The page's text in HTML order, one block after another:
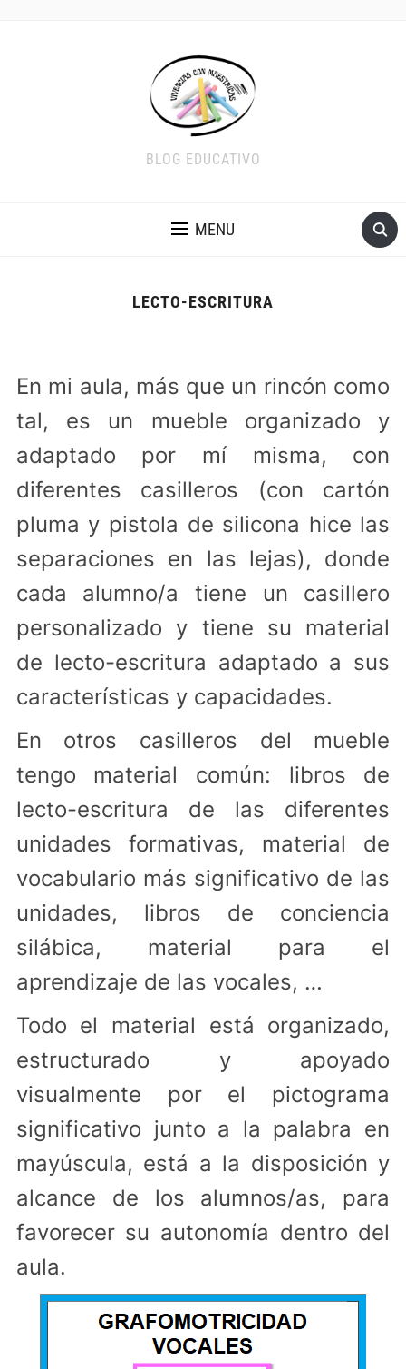
BLOG EDUCATIVO
MENU
LECTO-ESCRITURA
En mi aula, más que un rincón como
tal, es un mueble organizado y
adaptado por mí misma, con
diferentes casilleros (con cartón
pluma y pistola de silicona hice las
separaciones en las lejas), donde
cada alumno/a tiene un casillero
personalizado y tiene su material
de lecto-escritura adaptado a sus
características y capacidades.
En otros casilleros del mueble
tengo material común: libros de
lecto-escritura de las diferentes
unidades formativas, material de
vocabulario más significativo de las
unidades, libros de conciencia
silábica, material para el
aprendizaje de las vocales, …
Todo el material está organizado,
estructurado y apoyado
visualmente por el pictograma
significativo junto a la palabra en
mayúscula, está a la disposición y
alcance de los alumnos/as, para
favorecer su autonomía dentro del
aula.